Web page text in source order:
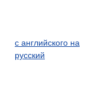
с английского на
русский